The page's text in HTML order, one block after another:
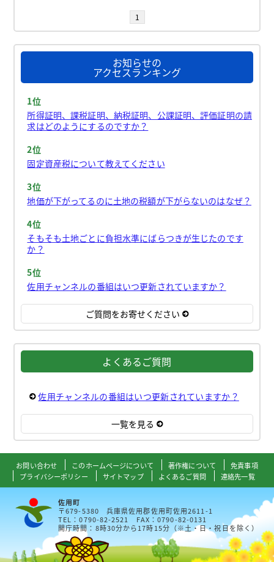
1
お知らせの
アクセスランキング
1位
所得証明、課税証明、納税証明、公課証明、評価証明の請
求はどのようにするのですか？
2位
固定資産税について教えてください
3位
地価が下がってるのに土地の税額が下がらないのはなぜ？
4位
そもそも土地ごとに負担水準にばらつきが生じたのです
か？
5位
佐用チャンネルの番組はいつ更新されていますか？
ご質問をお寄せください
よくあるご質問
佐用チャンネルの番組はいつ更新されていますか？
一覧を見る
お問い合わせ このホームページについて 著作権について
免責事項
プライバシーポリシー
サイトマップ よくあるご質問 連絡先一覧
佐用町
〒679-5380 兵庫県佐用郡佐用町佐用2611-1
TEL：0790-82-2521 FAX：0790-82-0131
開庁時間：8時30分から17時15分（※土・日・祝日を除く）